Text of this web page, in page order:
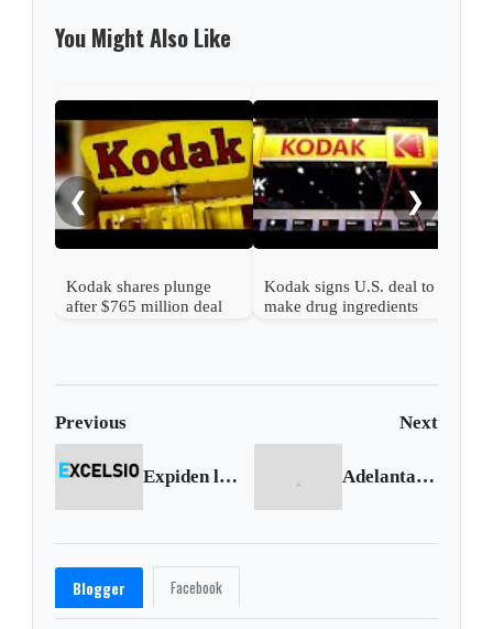
You Might Also Like
❮
Kodak shares plunge
after $765 million deal
Kodak signs U.S. deal to
make drug ingredients
❯
Previous Next
Expiden lineamientos para ordenación de cuencas hidrográficas Adelantan mantenimiento en vía a Siatame
Blogger Facebook